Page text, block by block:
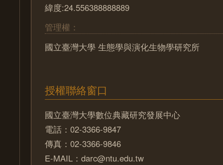
緯度:24.556388888889
管理權：
國立臺灣大學 生態學與演化生物學研究所
授權聯絡窗口
國立臺灣大學數位典藏研究發展中心
電話：02-3366-9847
傳真：02-3366-9846
E-MAIL：darc@ntu.edu.tw